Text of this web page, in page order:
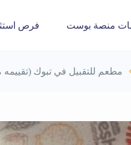
منصة بوست فرص
مطعم للتقبيل في تبوك